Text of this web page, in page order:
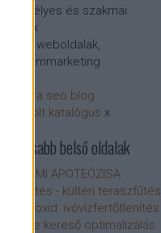
Személyes és szakmai
blogok
Ajánló weboldalak,
tartalommarketing
arvisura seo blog
infrabolt katalógus x
Fontosabb belső oldalak
A SEMMI APOTEÓZISA
Infrafűtés - kültéri teraszfűtés
Klór-dioxid: ivóvízfertőtlenítés
Google kereső optimalizálás